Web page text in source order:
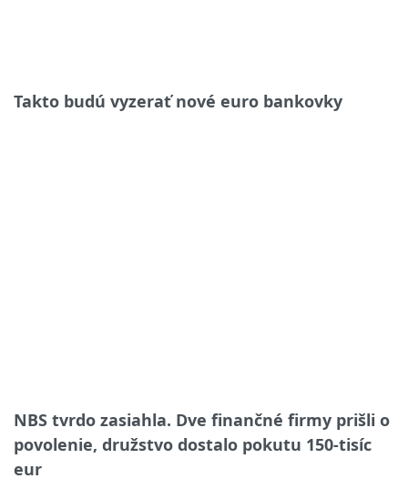
Takto budú vyzerať nové euro bankovky
NBS tvrdo zasiahla. Dve finančné firmy prišli o
povolenie, družstvo dostalo pokutu 150-tisíc
eur